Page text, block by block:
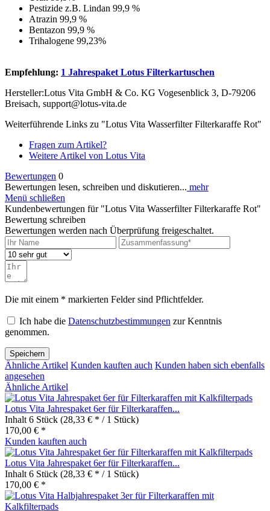
Pestizide z.B. Lindan 99,9 %
Atrazin 99,9 %
Bentazon 99,9 %
Trihalogene 99,23%
Empfehlung: 1 Jahrespaket Lotus Filterkartuschen
Hersteller:Lotus Vita GmbH & Co. KG Vogesenblick 3, D-79206
Breisach, support@lotus-vita.de
Weiterführende Links zu "Lotus Vita Wasserfilter Filterkaraffe Rot"
Fragen zum Artikel?
Weitere Artikel von Lotus Vita
Bewertungen 0
Bewertungen lesen, schreiben und diskutieren... mehr
Menü schließen
Kundenbewertungen für "Lotus Vita Wasserfilter Filterkaraffe Rot"
Bewertung schreiben
Bewertungen werden nach Überprüfung freigeschaltet.
Die mit einem * markierten Felder sind Pflichtfelder.
Ich habe die Datenschutzbestimmungen zur Kenntnis
genommen.
Speichern
Ähnliche Artikel Kunden kauften auch Kunden haben sich ebenfalls
angesehen
Ähnliche Artikel
Lotus Vita Jahrespaket 6er für Filterkaraffen...
Inhalt 6 Stück (28,33 € * / 1 Stück)
170,00 € *
Kunden kauften auch
Lotus Vita Jahrespaket 6er für Filterkaraffen...
Inhalt 6 Stück (28,33 € * / 1 Stück)
170,00 € *